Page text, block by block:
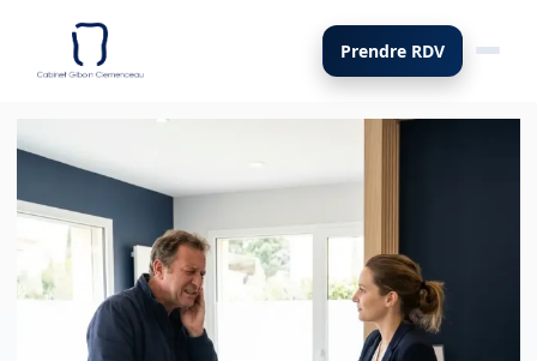
Prendre RDV